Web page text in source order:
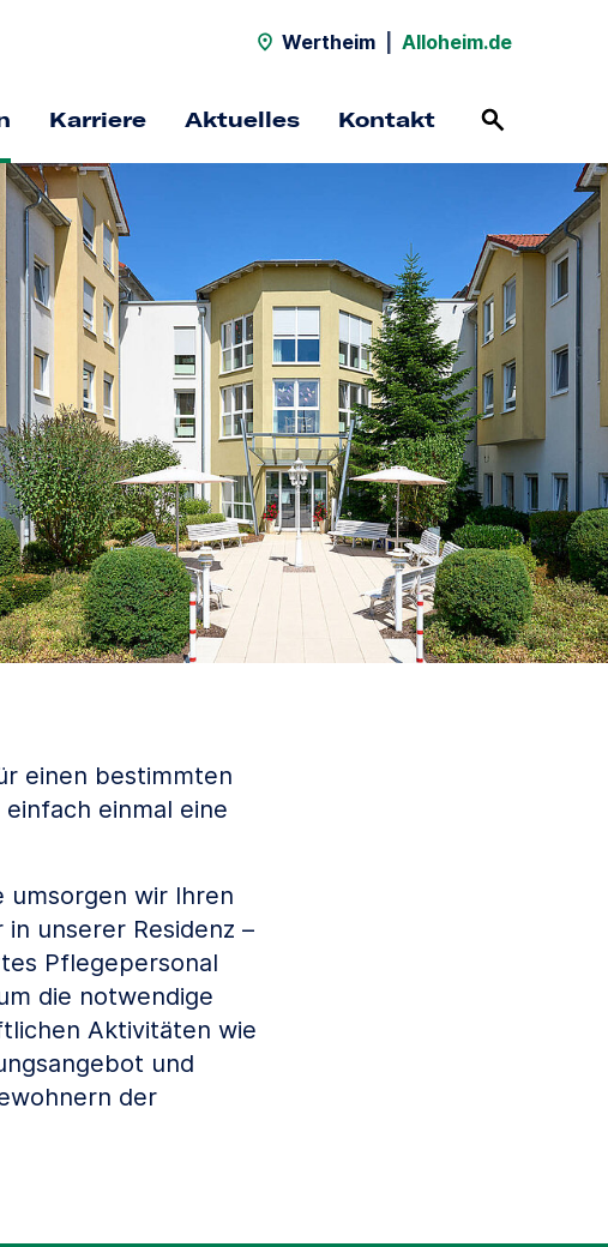
Wertheim Alloheim.de
Karriere Aktuelles Kontakt
einen bestimmten
einmal eine
umsorgen wir Ihren
unserer Residenz –
Pflegepersonal
die notwendige
Aktivitäten wie
und
der